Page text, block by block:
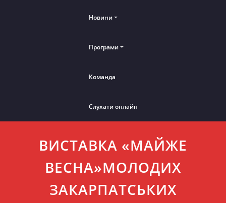
Новини
Програми
Команда
Слухати онлайн
ВИСТАВКА «МАЙЖЕ
ВЕСНА»МОЛОДИХ
ЗАКАРПАТСЬКИХ